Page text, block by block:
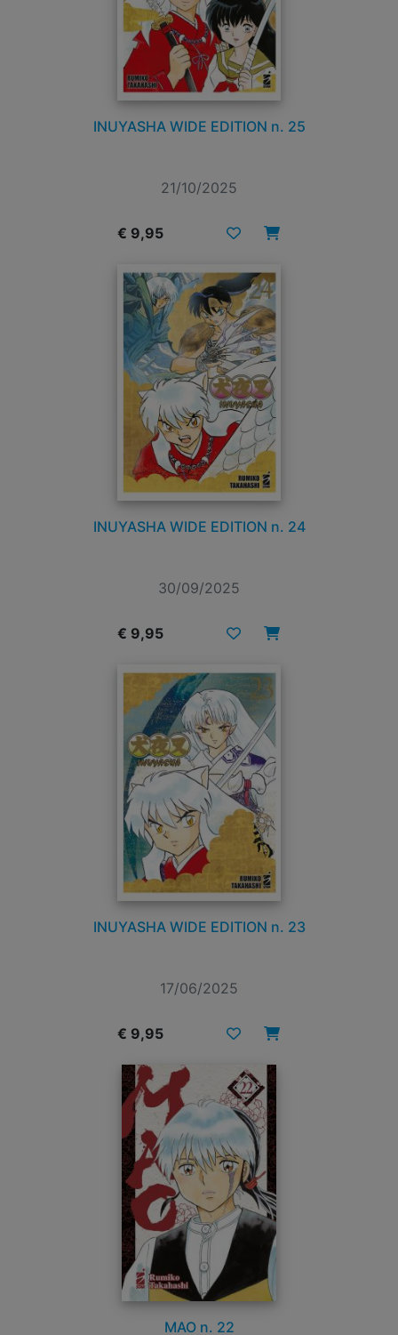
INUYASHA WIDE EDITION n. 25
21/10/2025
€ 9,95
INUYASHA WIDE EDITION n. 24
30/09/2025
€ 9,95
INUYASHA WIDE EDITION n. 23
17/06/2025
€ 9,95
MAO n. 22